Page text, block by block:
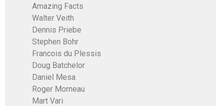
Amazing Facts
Walter Veith
Dennis Priebe
Stephen Bohr
Francois du Plessis
Doug Batchelor
Daniel Mesa
Roger Morneau
Mart Vari